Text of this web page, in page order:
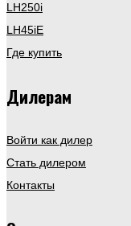
LH250i
LH45iE
Где купить
Дилерам
Войти как дилер
Стать дилером
Контакты